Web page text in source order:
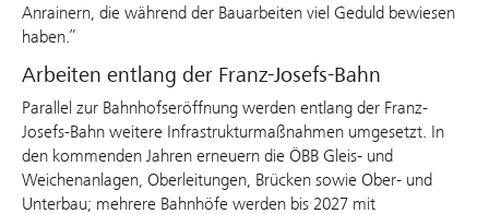
Anrainern, die während der Bauarbeiten viel Geduld bewiesen
haben.”
Arbeiten entlang der Franz-Josefs-Bahn
Parallel zur Bahnhofseröffnung werden entlang der Franz-
Josefs-Bahn weitere Infrastrukturmaßnahmen umgesetzt. In
den kommenden Jahren erneuern die ÖBB Gleis- und
Weichenanlagen, Oberleitungen, Brücken sowie Ober- und
Unterbau; mehrere Bahnhöfe werden bis 2027 mit